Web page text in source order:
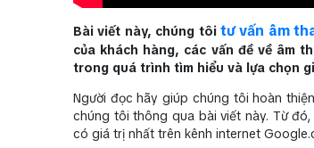
Bài viết này, chúng tôitư vấn âm
của khách hàng, các vấn đề về âm
trong quá trình tìm hiểu và lựa chọn
Người đọc hãy giúp chúng tôi hoàn
chúng tôi thông qua bài viết này. Từ
có giá trị nhất trên kênh internet